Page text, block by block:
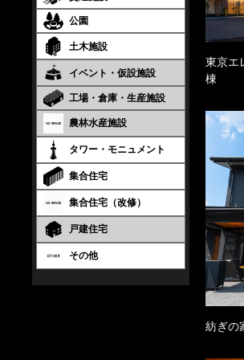
公園
土木施設
イベント・仮設施設
工場・倉庫・生産施設
農林水産施設
タワー・モニュメント
集合住宅
集合住宅（改修）
戸建住宅
その他
東京エ
棟
紡ぎの